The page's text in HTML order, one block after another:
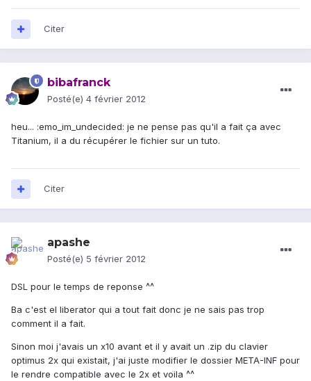
Citer
bibafranck
Posté(e) 4 février 2012
heu... :emo_im_undecided: je ne pense pas qu'il a fait ça avec
Titanium, il a du récupérer le fichier sur un tuto.
Citer
apashe
Posté(e) 5 février 2012
DSL pour le temps de reponse ^^
Ba c'est el liberator qui a tout fait donc je ne sais pas trop
comment il a fait.
Sinon moi j'avais un x10 avant et il y avait un .zip du clavier
optimus 2x qui existait, j'ai juste modifier le dossier META-INF pour
le rendre compatible avec le 2x et voila ^^